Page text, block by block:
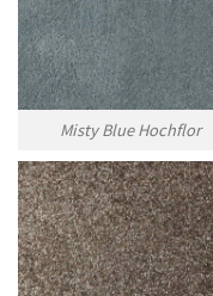
Misty Blue Hochflor